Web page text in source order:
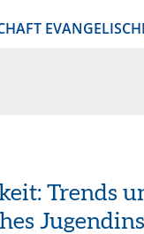
Trends